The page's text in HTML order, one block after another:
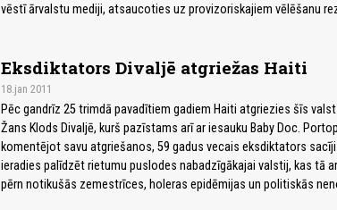
vēstī ārvalstu mediji, atsaucoties uz provizoriskajiem vēlēšanu
Eksdiktators Divaljē atgriežas Haiti
18.jan 2011
Pēc gandrīz 25 trimdā pavadītiem gadiem Haiti atgriezies šīs
Žans Klods Divaljē, kurš pazīstams arī ar iesauku Baby Doc.
komentējot savu atgriešanos, 59 gadus vecais eksdiktators
ieradies palīdzēt rietumu puslodes nabadzīgākajai valstij, kas tā
pērn notikušās zemestrīces, holeras epidēmijas un politiskās